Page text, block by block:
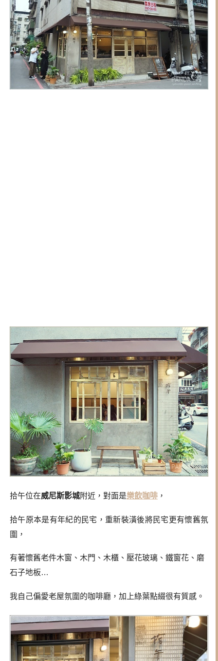
拾午位在威尼斯影城附近，對面是樂飲咖啡 ，
拾午原本是有年紀的民宅，重新裝潢後將民宅更有懷舊氛
圍，
有著懷舊老件木窗、木門、木櫃、壓花玻璃、鐵窗花、磨
石子地板…
我自己偏愛老屋氛圍的咖啡廳，加上綠葉點綴很有質感。